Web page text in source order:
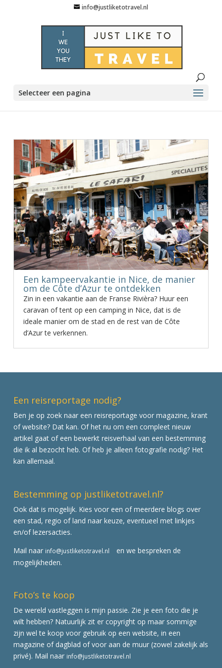
info@justliketotravel.nl
Selecteer een pagina
Een kampeervakantie in Nice, de manier
om de Côte d’Azur te ontdekken
Zin in een vakantie aan de Franse Rivièra? Huur een
caravan of tent op een camping in Nice, dat is de
ideale manier om de stad en de rest van de Côte
d’Azur te verkennen.
Een reisreportage nodig?
Ben je op zoek naar een reisreportage voor magazine, krant
of website? Dat kan. Of het nu om een compleet nieuw
artikel gaat of een bewerkt reisverhaal van een bestemming
die ik al bezocht heb. Of heb je alleen fotografie nodig? Het
kan allemaal.
Bestemming op justliketotravel.nl?
Ook dat is mogelijk. Kies voor een of meerdere blogs over
een stad, regio of land naar keuze, eventueel met linkjes
en/of lezersacties.
Mail naar info@justliketotravel.nl
en we bespreken de
mogelijkheden.
Foto’s te koop
De wereld vastleggen is mijn passie. Zie je een foto die je
wilt hebben? Natuurlijk zit er copyright op maar sommige
zijn wel te koop voor gebruik op een website, in een
magazine of dagblad of voor aan de muur (zowel zakelijk als
privé). Mail naar info@justliketotravel.nl